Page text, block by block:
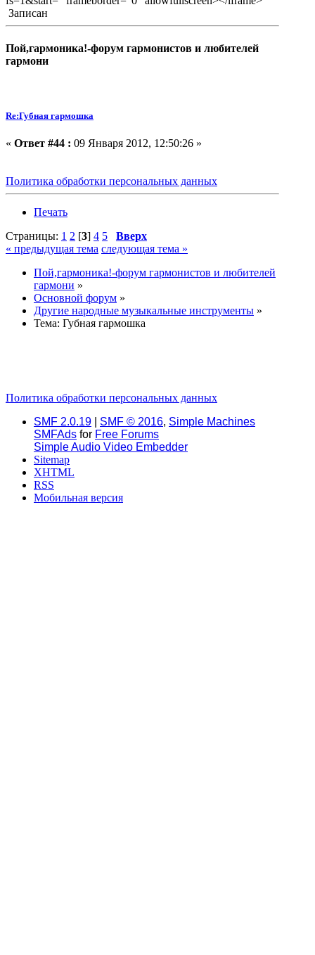
Записан
Пой,гармоника!-форум гармонистов и любителей
гармони
Re:Губная гармошка
« Ответ #44 : 09 Января 2012, 12:50:26 »
Политика обработки персональных данных
Печать
Страницы: 1 2 [3] 4 5
Вверх
« предыдущая тема следующая тема »
Пой,гармоника!-форум гармонистов и любителей
гармони »
Основной форум »
Другие народные музыкальные инструменты »
Тема: Губная гармошка
Политика обработки персональных данных
SMF 2.0.19
SMF © 2016, Simple Machines
SMFAds for Free Forums
Simple Audio Video Embedder
Sitemap
XHTML
RSS
Мобильная версия